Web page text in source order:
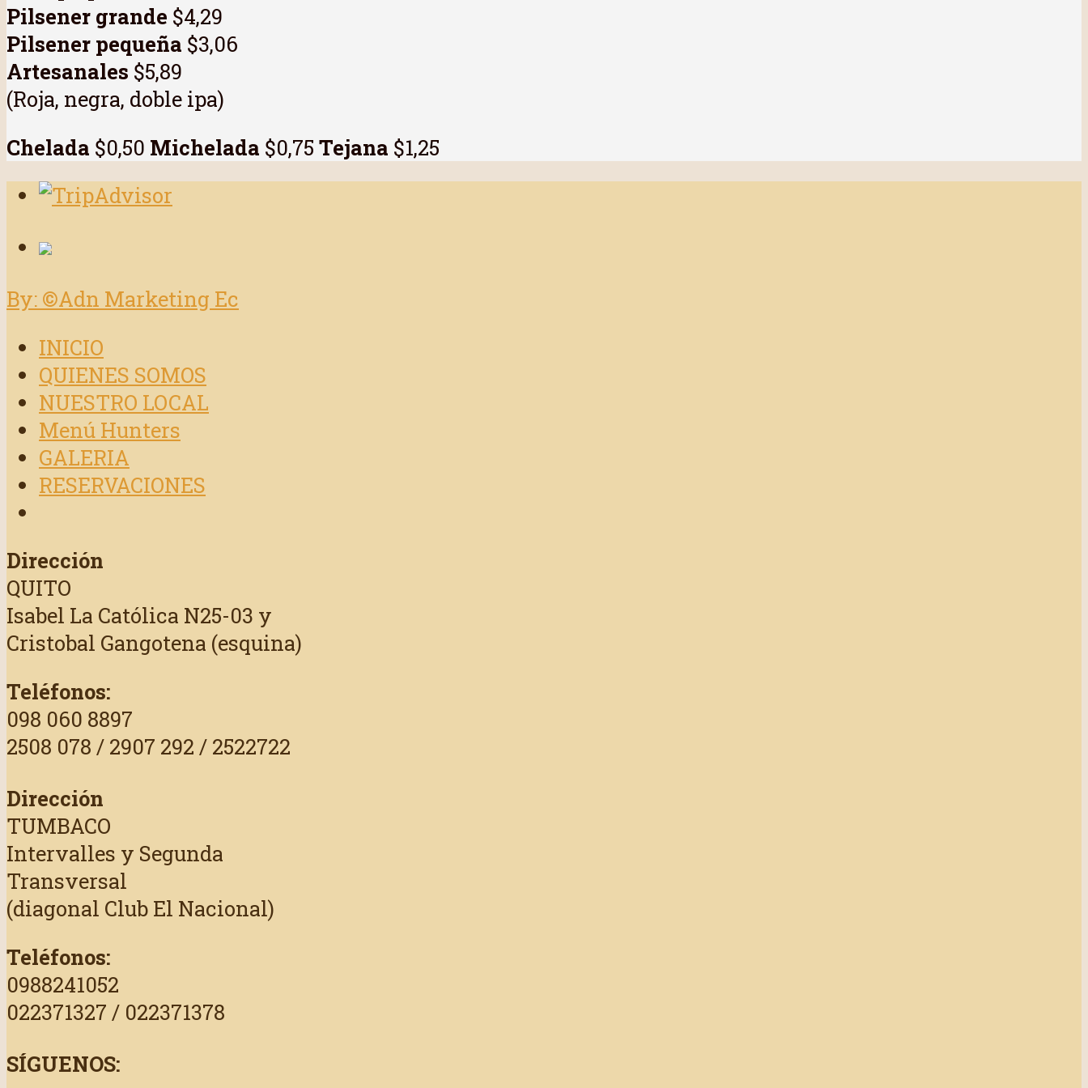
Pilsener grande $4,29
Pilsener pequeña $3,06
Artesanales $5,89
(Roja, negra, doble ipa)
Chelada $0,50 Michelada $0,75 Tejana $1,25
By: ©Adn Marketing Ec
INICIO
QUIENES SOMOS
NUESTRO LOCAL
Menú Hunters
GALERIA
RESERVACIONES
Dirección
QUITO
Isabel La Católica N25-03 y
Cristobal Gangotena (esquina)
Teléfonos:
098 060 8897
2508 078 / 2907 292 / 2522722
Dirección
TUMBACO
Intervalles y Segunda
Transversal
(diagonal Club El Nacional)
Teléfonos:
0988241052
022371327 / 022371378
SÍGUENOS: